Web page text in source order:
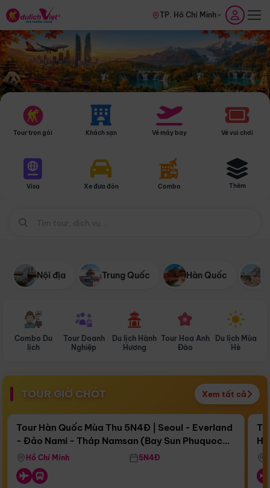
TP. Hồ Chí Minh
Tour trọn gói Khách sạn Vé máy bay Vé vui chơi
Visa Xe đưa đón Combo Thêm
Nội địa Trung Quốc Hàn Quốc
Combo Du
lịch
Tour Doanh
Nghiệp
Du lịch Hành
Hương
Tour Hoa Anh
Đào
Du lịch Mùa
Hè
TOUR GIỜ CHÓT Xem tất cả
Còn16 ngày 17:22:44
Bay Sun Phuquoc Airways
Điểm nổi bật
Tour Hàn Quốc Mùa Thu 5N4Đ | Seoul - Everland
- Đảo Nami - Tháp Namsan (Bay Sun Phuquoc
Airways)
Hồ Chí Minh 5N4Đ